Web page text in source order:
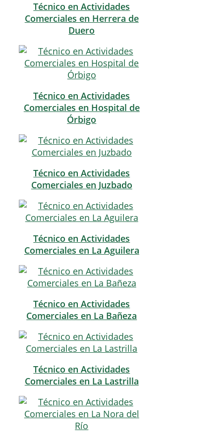
Técnico en Actividades
Comerciales en Herrera de
Duero
Técnico en Actividades
Comerciales en Hospital de
Órbigo
Técnico en Actividades
Comerciales en Juzbado
Técnico en Actividades
Comerciales en La Aguilera
Técnico en Actividades
Comerciales en La Bañeza
Técnico en Actividades
Comerciales en La Lastrilla